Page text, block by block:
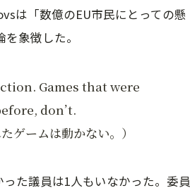
は「数億のEU市民にとっての懸
象徴した。
Games that were
don’t.
ゲームは動かない。）
た議員は1人もいなかった。委員